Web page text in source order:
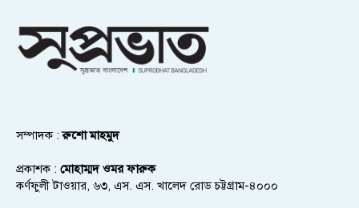
সম্পাদক :রুশো মাহমুদ
প্রকাশক : মোহাম্মদ ওমর ফারুক
কর্ণফুলী টাওয়ার, ৬৩, এস. এস. খালেদ রোড চট্টগ্রাম-৪০০০